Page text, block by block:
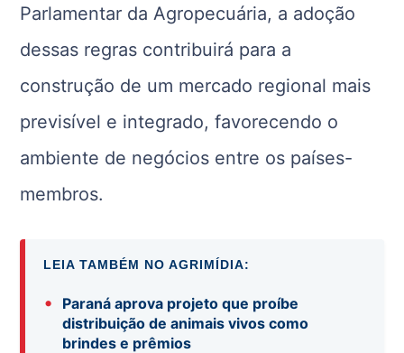
Parlamentar da Agropecuária, a adoção
dessas regras contribuirá para a
construção de um mercado regional mais
previsível e integrado, favorecendo o
ambiente de negócios entre os países-
membros.
LEIA TAMBÉM NO AGRIMÍDIA:
•
Paraná aprova projeto que proíbe
distribuição de animais vivos como
brindes e prêmios